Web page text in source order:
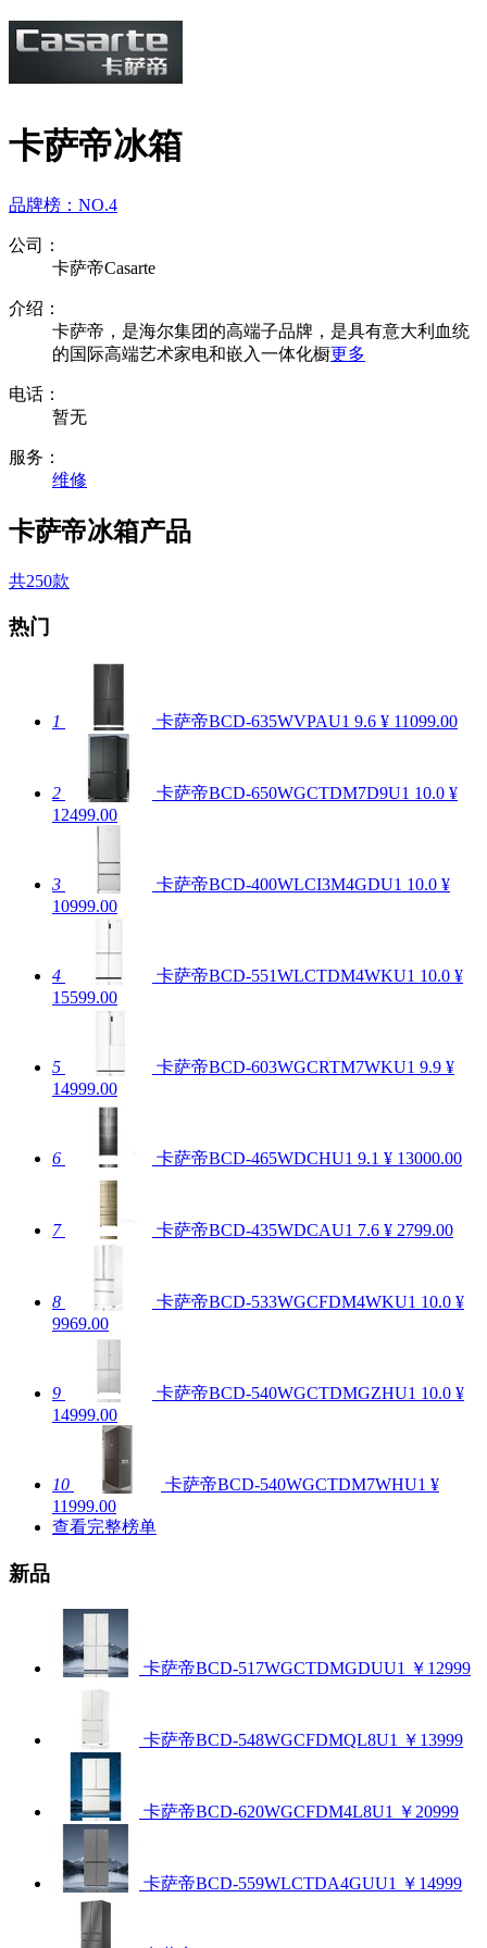
卡萨帝冰箱
品牌榜： NO.4
公司：
卡萨帝Casarte
介绍：
卡萨帝，是海尔集团的高端子品牌，是具有意大利血统
的国际高端艺术家电和嵌入一体化橱更多
电话：
暂无
服务：
维修
卡萨帝冰箱产品
共250款
热门
1 卡萨帝BCD-635WVPAU1 9.6 ¥ 11099.00
2 卡萨帝BCD-650WGCTDM7D9U1 10.0 ¥
12499.00
3 卡萨帝BCD-400WLCI3M4GDU1 10.0 ¥
10999.00
4 卡萨帝BCD-551WLCTDM4WKU1 10.0 ¥
15599.00
5 卡萨帝BCD-603WGCRTM7WKU1 9.9 ¥
14999.00
6 卡萨帝BCD-465WDCHU1 9.1 ¥ 13000.00
7 卡萨帝BCD-435WDCAU1 7.6 ¥ 2799.00
8 卡萨帝BCD-533WGCFDM4WKU1 10.0 ¥
9969.00
9 卡萨帝BCD-540WGCTDMGZHU1 10.0 ¥
14999.00
10 卡萨帝BCD-540WGCTDM7WHU1 ¥
11999.00
查看完整榜单
新品
卡萨帝BCD-517WGCTDMGDUU1 ￥12999
卡萨帝BCD-548WGCFDMQL8U1 ￥13999
卡萨帝BCD-620WGCFDM4L8U1 ￥20999
卡萨帝BCD-559WLCTDA4GUU1 ￥14999